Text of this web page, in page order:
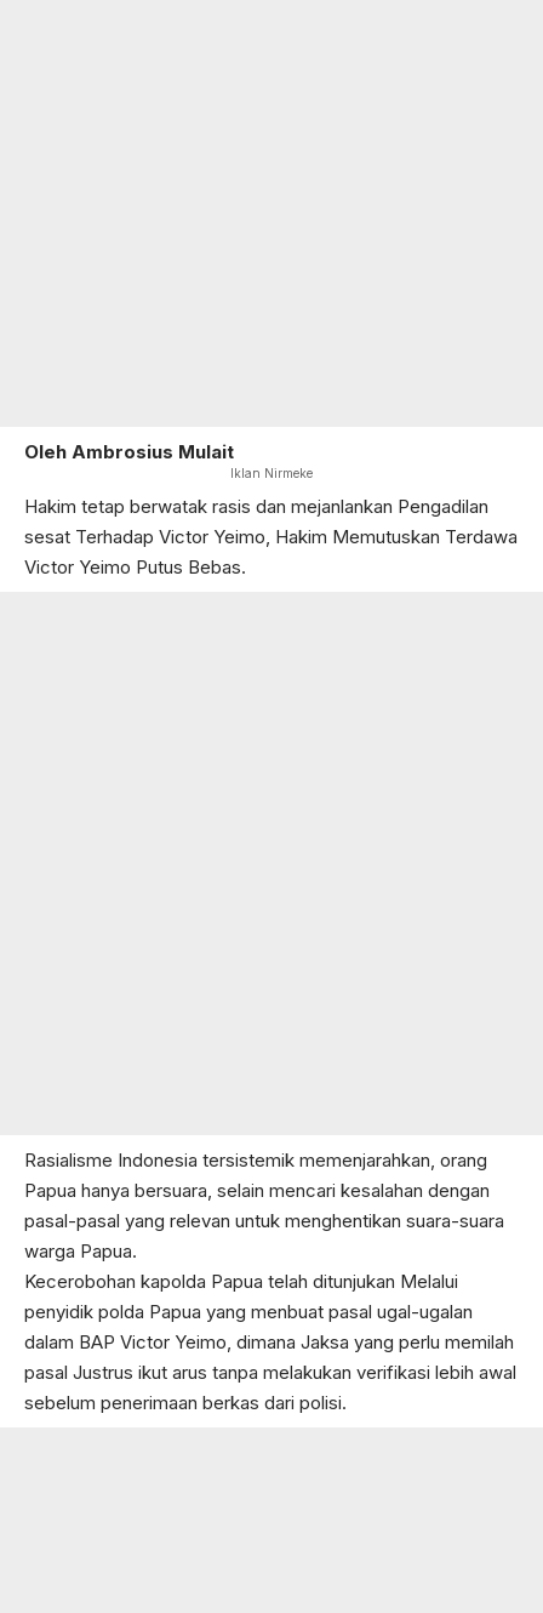
Oleh Ambrosius Mulait
Iklan Nirmeke
Hakim tetap berwatak rasis dan mejanlankan Pengadilan
sesat Terhadap Victor Yeimo, Hakim Memutuskan Terdawa
Victor Yeimo Putus Bebas.
Rasialisme Indonesia tersistemik memenjarahkan, orang
Papua hanya bersuara, selain mencari kesalahan dengan
pasal-pasal yang relevan untuk menghentikan suara-suara
warga Papua.
Kecerobohan kapolda Papua telah ditunjukan Melalui
penyidik polda Papua yang menbuat pasal ugal-ugalan
dalam BAP Victor Yeimo, dimana Jaksa yang perlu memilah
pasal Justrus ikut arus tanpa melakukan verifikasi lebih awal
sebelum penerimaan berkas dari polisi.